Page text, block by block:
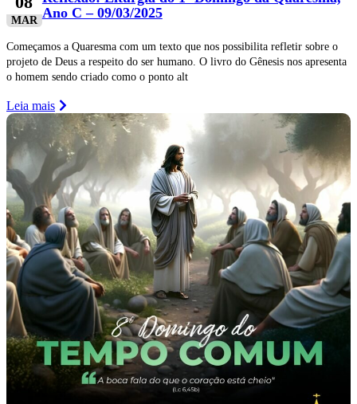
MAR
Ano C – 09/03/2025
Começamos a Quaresma com um texto que nos possibilita refletir sobre o
projeto de Deus a respeito do ser humano. O livro do Gênesis nos apresenta
o homem sendo criado como o ponto alt
Leia mais